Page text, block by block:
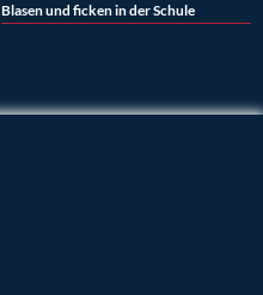
Blasen und ficken in der Schule